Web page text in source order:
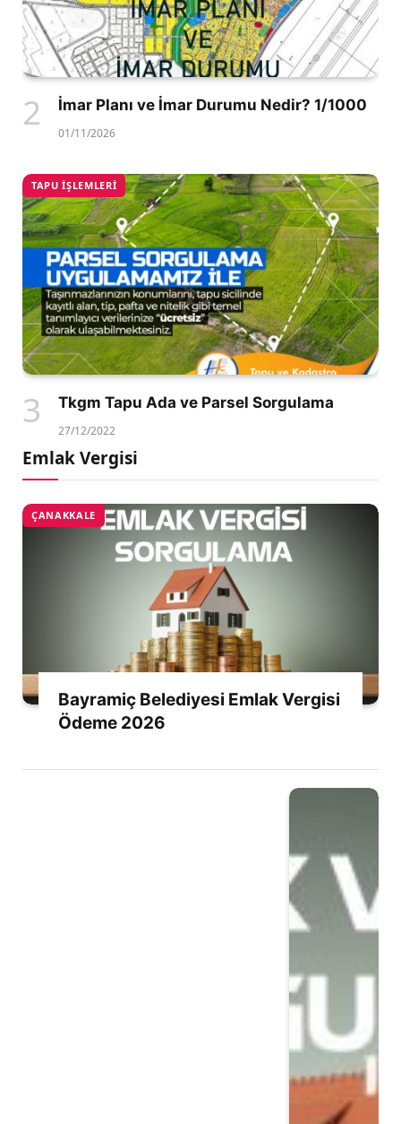
İmar Planı ve İmar Durumu Nedir? 1/1000
01/11/2026
TAPU İŞLEMLERI
Tkgm Tapu Ada ve Parsel Sorgulama
27/12/2022
Emlak Vergisi
ÇANAKKALE
Bayramiç Belediyesi Emlak Vergisi
Ödeme 2026